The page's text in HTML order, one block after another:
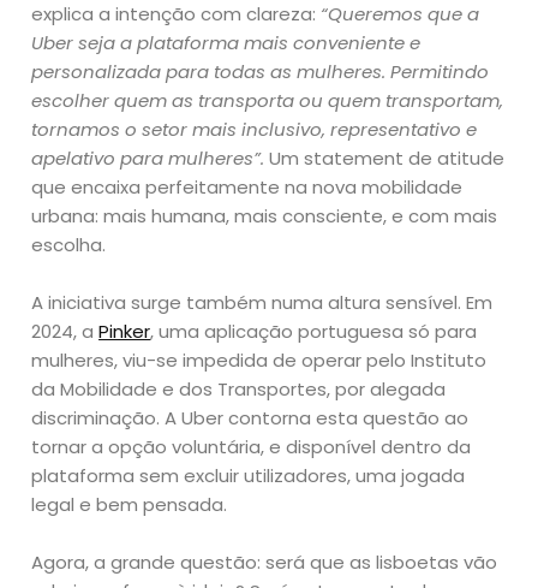
explica a intenção com clareza: “Queremos que a
Uber seja a plataforma mais conveniente e
personalizada para todas as mulheres. Permitindo
escolher quem as transporta ou quem transportam,
tornamos o setor mais inclusivo, representativo e
apelativo para mulheres”. Um statement de atitude
que encaixa perfeitamente na nova mobilidade
urbana: mais humana, mais consciente, e com mais
escolha.
A iniciativa surge também numa altura sensível. Em
2024, aPinker, uma aplicação portuguesa só para
mulheres, viu-se impedida de operar pelo Instituto
da Mobilidade e dos Transportes, por alegada
discriminação. A Uber contorna esta questão ao
tornar a opção voluntária, e disponível dentro da
plataforma sem excluir utilizadores, uma jogada
legal e bem pensada.
Agora, a grande questão: será que as lisboetas vão